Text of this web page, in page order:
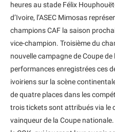
heures au stade Félix
d’Ivoire, l’ASEC Mimosas
champions CAF la saison
vice-champion. Troisième du
nouvelle campagne de Coupe
performances enregistrées ces
ivoiriens sur la scène
de quatre places dans les
trois tickets sont attribués via le
vainqueur de la Coupe